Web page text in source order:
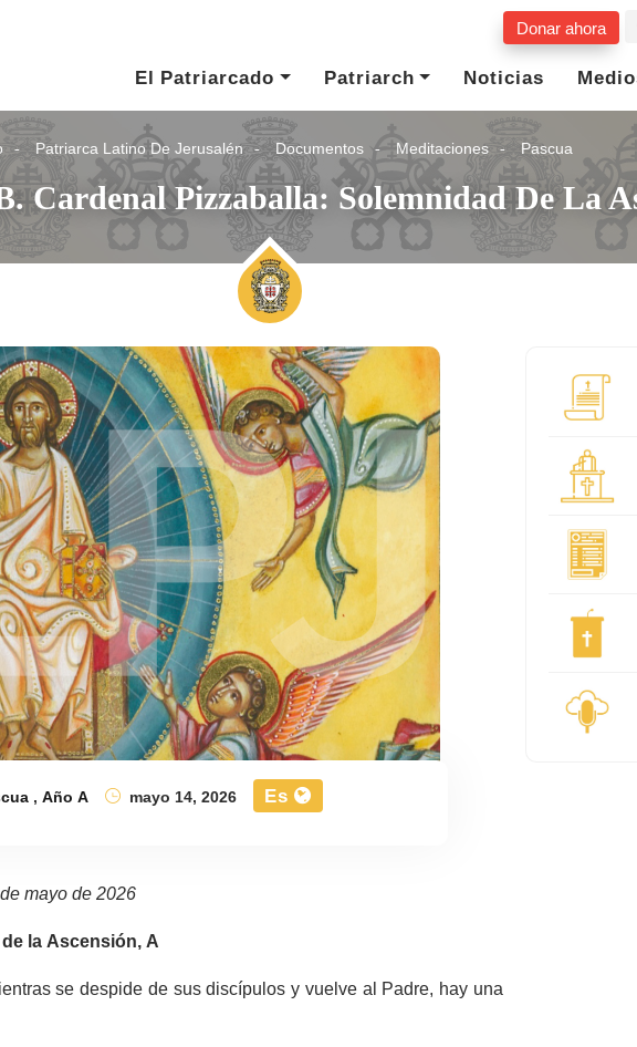
Donar ahora
El Patriarcado
Patriarch Noticias
Patriarca Latino De Jerusalén Documentos Meditaciones Pascua
Cardenal Pizzaballa: Solemnidad De La
,Año A mayo 14, 2026 Es
mayo de 2026
la Ascensión, A
se despide de sus discípulos y vuelve al Padre, hay una